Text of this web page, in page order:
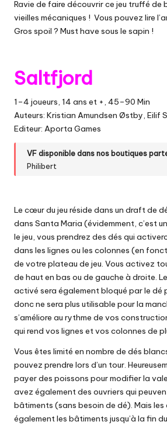
Ravie de faire découvrir ce jeu truffé de
vieilles mécaniques ! Vous pouvez lire
Gros spoil ? Must have sous le sapin !
Saltfjord
1–4 joueurs, 14 ans et +, 45–90 Min
Auteurs: Kristian Amundsen Østby, Eilif
Editeur: Aporta Games
VF disponible dans nos boutiques
Philibert
Le cœur du jeu réside dans un draft de
dans Santa Maria (évidemment, c’est
le jeu, vous prendrez des dés qui
dans les lignes ou les colonnes (en
de votre plateau de jeu. Vous activez
de haut en bas ou de gauche à droite.
activé sera également bloqué par le dé
donc ne sera plus utilisable pour la
s’améliore au rythme de vos
qui rend vos lignes et vos colonnes de
Vous êtes limité en nombre de dés
pouvez prendre lors d’un tour.
payer des poissons pour modifier la
avez également des ouvriers qui
bâtiments (sans besoin de dé). Mais
également les bâtiments jusqu’à la fin